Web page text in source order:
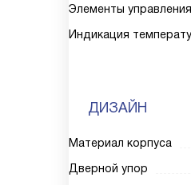
Элементы управления
Индикация
ДИЗАЙН
Материал корпуса
Дверной упор